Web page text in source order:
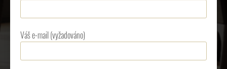
Váš e-mail (vyžadováno)